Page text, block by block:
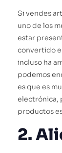
Si vendes
uno de los
estar
convertido
incluso ha
podemos
es que es
electrónica,
productos
2.